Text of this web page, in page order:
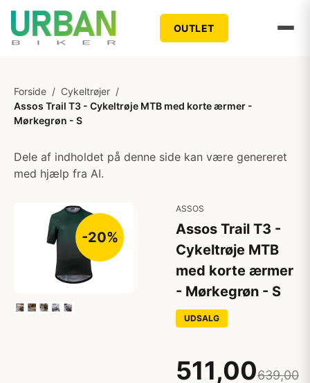
OUTLET
Forside / Cykeltrøjer /
Assos Trail T3 - Cykeltrøje MTB med korte ærmer -
Mørkegrøn - S
Dele af indholdet på denne side kan være genereret
med hjælp fra AI.
-20%
ASSOS
Assos Trail T3 -
Cykeltrøje MTB
med korte ærmer
- Mørkegrøn - S
UDSALG
511,00639,00